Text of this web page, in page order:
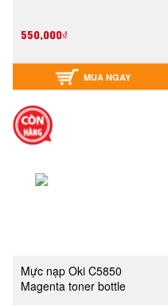
550,000₫
MUA NGAY
Mực nạp Oki C5850
Magenta toner bottle